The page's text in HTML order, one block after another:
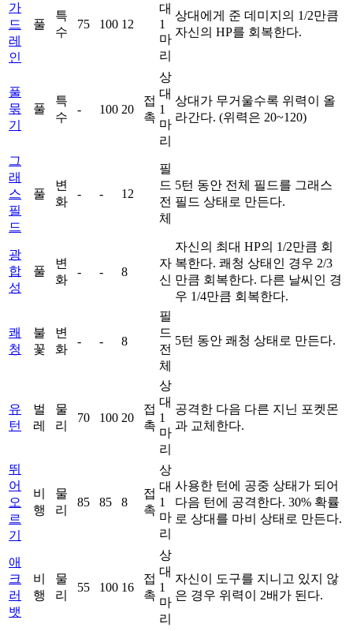
가
드
레
인
풀
특
수
75 100 12
대
1
마
리
상대에게 준 데미지의 1/2만큼
자신의 HP를 회복한다.
풀
묶
기
풀
특
수
- 100 20
접
촉
상
대
1
마
리
상대가 무거울수록 위력이 올
라간다. (위력은 20~120)
그
래
스
필
드
풀
변
화
- - 12
필
드
전
체
5턴 동안 전체 필드를 그래스
필드 상태로 만든다.
광
합
성
풀
변
화
- - 8
자
신
자신의 최대 HP의 1/2만큼 회
복한다. 쾌청 상태인 경우 2/3
만큼 회복한다. 다른 날씨인 경
우 1/4만큼 회복한다.
쾌
청
불
꽃
변
화
- - 8
필
드
전
체
5턴 동안 쾌청 상태로 만든다.
유
턴
벌
레
물
리
70 100 20
접
촉
상
대
1
마
리
공격한 다음 다른 지닌 포켓몬
과 교체한다.
뛰
어
오
르
기
비
행
물
리
85 85 8
접
촉
상
대
1
마
리
사용한 턴에 공중 상태가 되어
다음 턴에 공격한다. 30% 확률
로 상대를 마비 상태로 만든다.
애
크
러
뱃
비
행
물
리
55 100 16
접
촉
상
대
1
마
리
자신이 도구를 지니고 있지 않
은 경우 위력이 2배가 된다.